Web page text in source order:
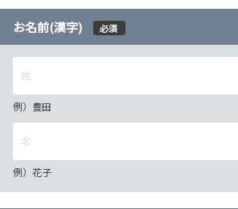
お名前(漢字) 必須
例）豊田
例）花子